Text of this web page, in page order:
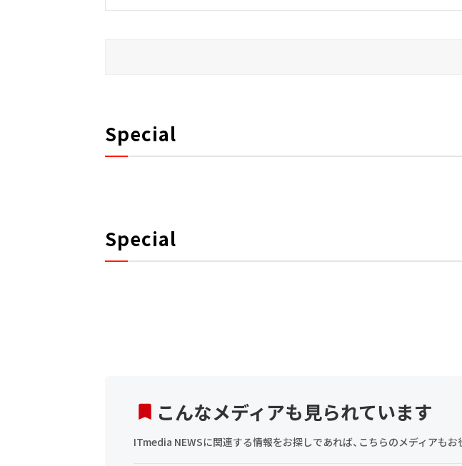
Special
Special
こんなメディアも見られています
ITmedia NEWSに関連する情報をお探しであれば、こちらのメディアもお